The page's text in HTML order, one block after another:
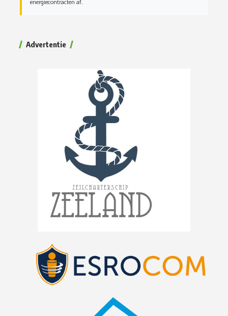
energiecontracten af.
Advertentie